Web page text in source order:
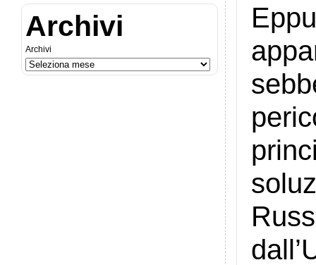
Archivi
Archivi